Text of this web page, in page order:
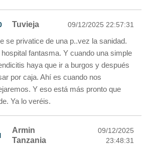
Tuvieja 09/12/2025 22:57:31
se privatice de una p..vez la sanidad.
hospital fantasma. Y cuando una simple
haya que ir a burgos y después
por caja. Ahí es cuando nos
Y eso está más pronto que
Ya lo veréis.
Armin
Tanzania
09/12/2025
23:48:31